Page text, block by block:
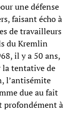
une défense
faisant écho à
de travailleurs
du Kremlin
il y a 50 ans,
la tentative de
l’antisémite
due au fait
profondément à